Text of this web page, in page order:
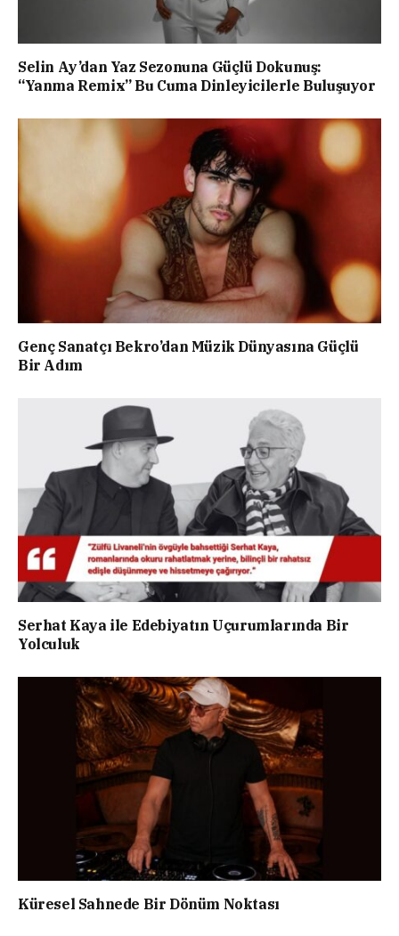
Selin Ay’dan Yaz Sezonuna Güçlü Dokunuş:
“Yanma Remix” Bu Cuma Dinleyicilerle Buluşuyor
Genç Sanatçı Bekro’dan Müzik Dünyasına Güçlü
Bir Adım
Serhat Kaya ile Edebiyatın Uçurumlarında Bir
Yolculuk
Küresel Sahnede Bir Dönüm Noktası